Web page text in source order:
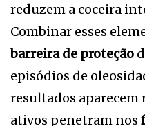
reduzem a coceira
Combinar esses
barreira de proteção
episódios de
resultados
ativos penetram nos